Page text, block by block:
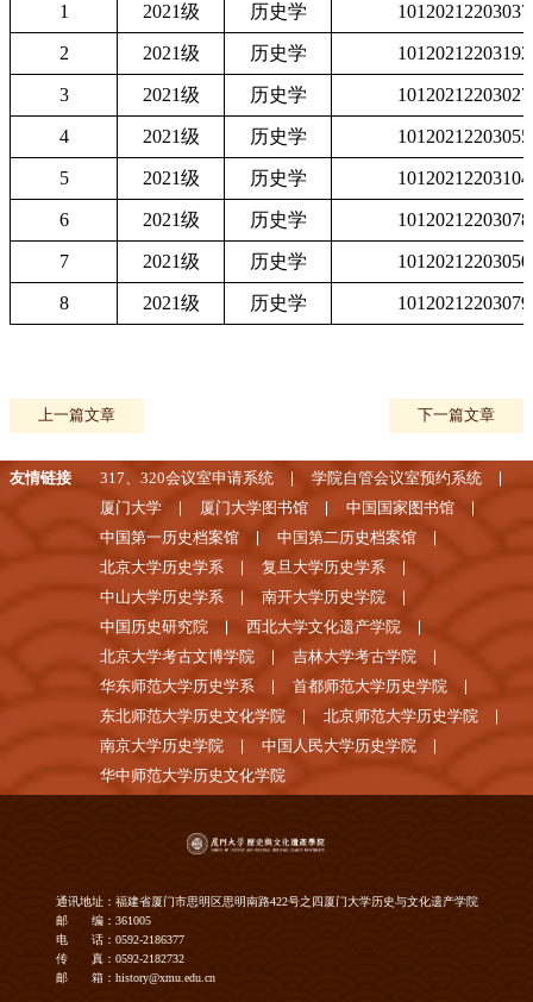
1 2021级 历史学 10120212203037
2 2021级 历史学 10120212203192
3 2021级 历史学 10120212203027
4 2021级 历史学 10120212203055
5 2021级 历史学 10120212203104
6 2021级 历史学 10120212203078
7 2021级 历史学 10120212203050
8 2021级 历史学 10120212203079
上一篇文章 下一篇文章
友情链接 317、320会议室申请系统
学院自管会议室预约系统
厦门大学
厦门大学图书馆
中国国家图书馆
中国第一历史档案馆
中国第二历史档案馆
北京大学历史学系
复旦大学历史学系
中山大学历史学系
南开大学历史学院
中国历史研究院
西北大学文化遗产学院
北京大学考古文博学院
吉林大学考古学院
华东师范大学历史学系
首都师范大学历史学院
东北师范大学历史文化学院
北京师范大学历史学院
南京大学历史学院
中国人民大学历史学院
华中师范大学历史文化学院
通讯地址：福建省厦门市思明区思明南路422号之四厦门大学历史与文化遗产学院
邮 编：361005
电 话：0592-2186377
传 真：0592-2182732
邮 箱：history@xmu.edu.cn